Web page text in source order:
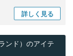
詳しく 見る
ンド）のアイテ